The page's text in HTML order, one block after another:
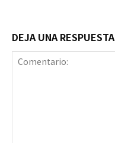
DEJA UNA RESPUESTA